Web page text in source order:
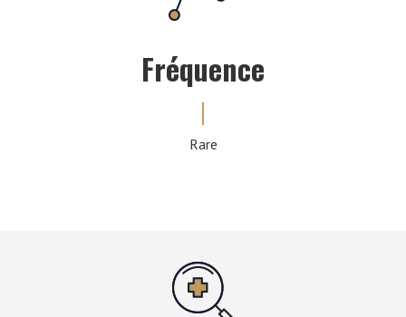
Fréquence
Rare